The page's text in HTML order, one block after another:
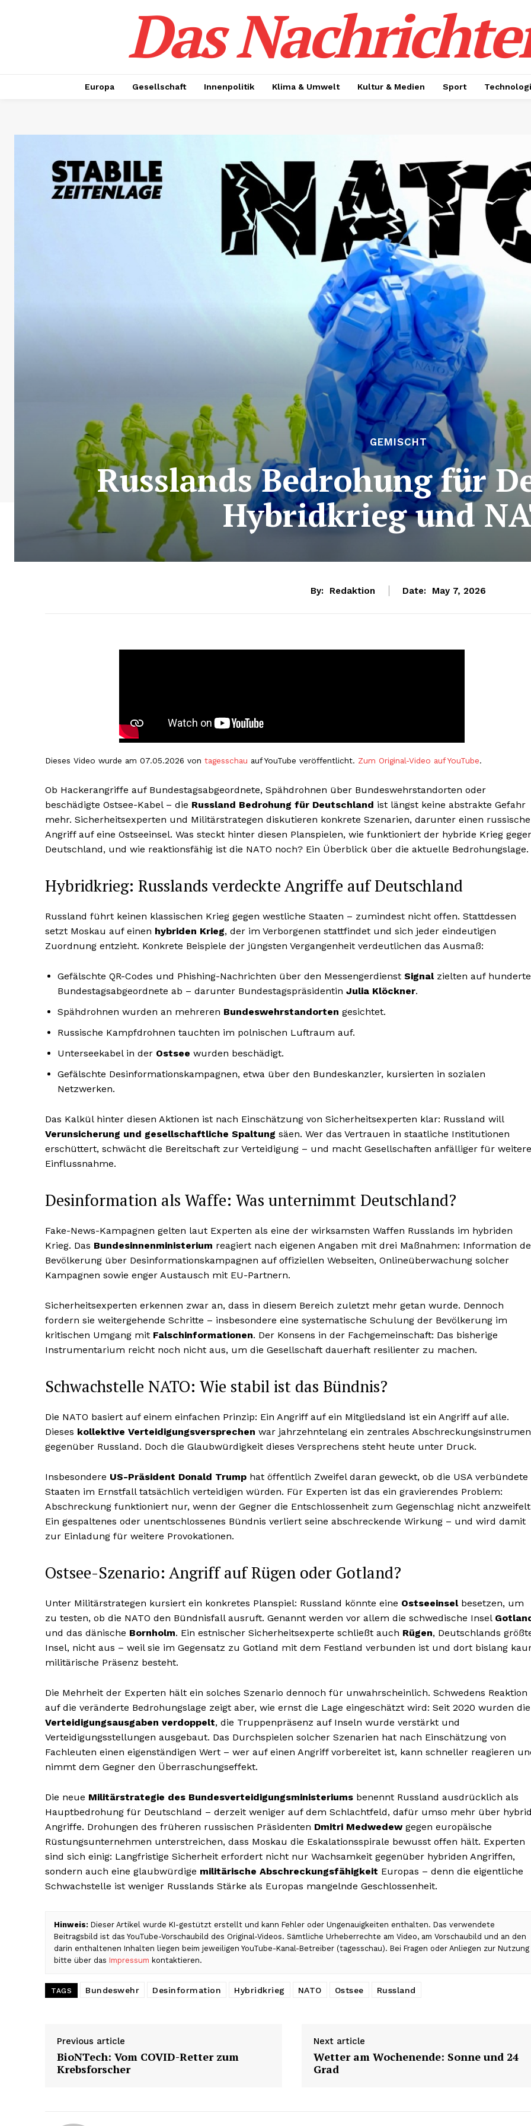
Das
Europa Gesellschaft Innenpolitik Klima & Umwelt Kultur & Medien Sport
GEMISCHT
Russlands Bedrohung für
Hybridkrieg und
By: Redaktion Date: May 7, 2026
Dieses Video wurde am 07.05.2026 von tagesschau auf YouTube veröffentlicht. Zum Original-Video auf YouTube.
Ob Hackerangriffe auf Bundestagsabgeordnete, Spähdrohnen über Bundeswehrstandorten oder
beschädigte Ostsee-Kabel – die Russland Bedrohung für Deutschland ist längst keine abstrakte Gefahr
mehr. Sicherheitsexperten und Militärstrategen diskutieren konkrete Szenarien, darunter einen
Angriff auf eine Ostseeinsel. Was steckt hinter diesen Planspie­len, wie funktioniert der hybride Krieg
Deutschland, und wie reaktionsfähig ist die NATO noch? Ein Überblick über die aktuelle Bedrohungslage.
Hybridkrieg: Russlands verdeckte Angriffe auf Deutschland
Russland führt keinen klassischen Krieg gegen westliche Staaten – zumindest nicht offen. Stattdessen
setzt Moskau auf einen hybriden Krieg, der im Verborgenen stattfindet und sich jeder eindeutigen
Zuordnung entzieht. Konkrete Beispiele der jüngsten Vergangenheit verdeutlichen das Ausmaß:
Gefälschte QR-Codes und Phishing-Nachrichten über den Messengerdienst Signalzielten auf hunderte
Bundestagsabgeordnete ab – darunter Bundestagspräsidentin Julia Klöckner.
Spähdrohnen wurden an mehreren Bundeswehrstandorten gesichtet.
Russische Kampfdrohnen tauchten im polnischen Luftraum auf.
Unterseekabel in der Ostsee wurden beschädigt.
Gefälschte Desinformationskampagnen, etwa über den Bundeskanzler, kursierten in sozialen
Netzwerken.
Das Kalkül hinter diesen Aktionen ist nach Einschätzung von Sicherheitsexperten klar: Russland will
Verunsicherung und gesellschaftliche Spaltung säen. Wer das Vertrauen in staatliche Institutionen
erschüttert, schwächt die Bereitschaft zur Verteidigung – und macht Gesellschaften anfälliger für weitere
Einflussnahme.
Desinformation als Waffe: Was unternimmt Deutschland?
Fake-News-Kampagnen gelten laut Experten als eine der wirksamsten Waffen Russlands im hybriden
Krieg. Das Bundesinnenministerium reagiert nach eigenen Angaben mit drei Maßnahmen: Information
Bevölkerung über Desinformationskampagnen auf offiziellen Webseiten, Onlineüberwachung solcher
Kampagnen sowie enger Austausch mit EU-Partnern.
Sicherheitsexperten erkennen zwar an, dass in diesem Bereich zuletzt mehr getan wurde. Dennoch
fordern sie weitergehende Schritte – insbesondere eine systematische Schulung der Bevölkerung im
kritischen Umgang mit Falschinformationen. Der Konsens in der Fachgemeinschaft: Das bisherige
Instrumentarium reicht noch nicht aus, um die Gesellschaft dauerhaft resilienter zu machen.
Schwachstelle NATO: Wie stabil ist das Bündnis?
Die NATO basiert auf einem einfachen Prinzip: Ein Angriff auf ein Mitgliedsland ist ein Angriff auf alle.
Dieses kollektive Verteidigungsversprechen war jahrzehntelang ein zentrales
gegenüber Russland. Doch die Glaubwürdigkeit dieses Versprechens steht heute unter Druck.
Insbesondere US-Präsident Donald Trump hat öffentlich Zweifel daran geweckt, ob die USA verbündete
Staaten im Ernstfall tatsächlich verteidigen würden. Für Experten ist das ein gravierendes Problem:
Abschreckung funktioniert nur, wenn der Gegner die Entschlossenheit zum Gegenschlag nicht
Ein gespaltenes oder unentschlossenes Bündnis verliert seine abschreckende Wirkung – und wird damit
zur Einladung für weitere Provokationen.
Ostsee-Szenario: Angriff auf Rügen oder Gotland?
Unter Militärstrategen kursiert ein konkretes Planspiel: Russland könnte eine Ostseeinselbesetzen, um
zu testen, ob die NATO den Bündnisfall ausruft. Genannt werden vor allem die schwedische Insel
und das dänische Bornholm. Ein estnischer Sicherheitsexperte schließt auch Rügen, Deutschlands
Insel, nicht aus – weil sie im Gegensatz zu Gotland mit dem Festland verbunden ist und dort bislang
militärische Präsenz besteht.
Die Mehrheit der Experten hält ein solches Szenario dennoch für unwahrscheinlich. Schwedens Reaktion
auf die veränderte Bedrohungslage zeigt aber, wie ernst die Lage eingeschätzt wird: Seit 2020 wurden die
Verteidigungsausgaben verdoppelt, die Truppenpräsenz auf Inseln wurde verstärkt und
Verteidigungsstellungen ausgebaut. Das Durchspielen solcher Szenarien hat nach Einschätzung von
Fachleuten einen eigenständigen Wert – wer auf einen Angriff vorbereitet ist, kann schneller reagieren
nimmt dem Gegner den Überraschungseffekt.
Die neue Militärstrategie des Bundesverteidigungsministeriums benennt Russland ausdrücklich als
Hauptbedrohung für Deutschland – derzeit weniger auf dem Schlachtfeld, dafür umso mehr über
Angriffe. Drohungen des früheren russischen Präsidenten Dmitri Medwedewgegen europäische
Rüstungsunternehmen unterstreichen, dass Moskau die Eskalationsspirale bewusst offen hält. Experten
sind sich einig: Langfristige Sicherheit erfordert nicht nur Wachsamkeit gegenüber hybriden Angriffen,
sondern auch eine glaubwürdige militärische Abschreckungsfähigkeit Europas – denn die eigentliche
Schwachstelle ist weniger Russlands Stärke als Europas mangelnde Geschlossenheit.
Hinweis: Dieser Artikel wurde KI-gestützt erstellt und kann Fehler oder Ungenauigkeiten enthalten. Das verwendete
Beitragsbild ist das YouTube-Vorschaubild des Original-Videos. Sämtliche Urheberrechte am Video, am Vorschaubild und an den
darin enthaltenen Inhalten liegen beim jeweiligen YouTube-Kanal-Betreiber (tagesschau). Bei Fragen oder Anliegen zur Nutzung
bitte über das Impressum kontaktieren.
TAGS Bundeswehr Desinformation Hybridkrieg NATO Ostsee Russland
Previous article
BioNTech: Vom COVID-Retter zum
Krebsforscher
Next article
Wetter am Wochenende: Sonne und 24
Grad